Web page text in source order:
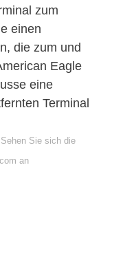
zum
einen
die zum und
Eagle
eine
Terminal
Sehen Sie sich die
an